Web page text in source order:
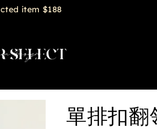
item $188
單排扣翻